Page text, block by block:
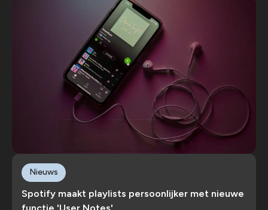
Spotify maakt playlists persoonlijker met nieuwe
Nieuws